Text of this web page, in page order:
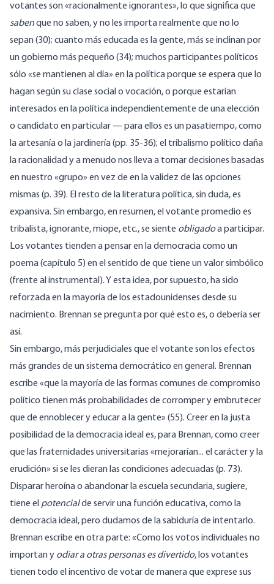
votantes son «racionalmente ignorantes», lo que significa que
sabenque no saben, y no les importa realmente que no lo
sepan (30); cuanto más educada es la gente, más se inclinan por
un gobierno más pequeño (34); muchos participantes políticos
sólo «se mantienen al día» en la política porque se espera que lo
hagan según su clase social o vocación, o porque estarían
interesados en la política independientemente de una elección
o candidato en particular — para ellos es un pasatiempo, como
la artesanía o la jardinería (pp. 35-36); el tribalismo político daña
la racionalidad y a menudo nos lleva a tomar decisiones basadas
en nuestro «grupo» en vez de en la validez de las opciones
mismas (p. 39). El resto de la literatura política, sin duda, es
expansiva. Sin embargo, en resumen, el votante promedio es
tribalista, ignorante, miope, etc., se siente obligadoa participar.
Los votantes tienden a pensar en la democracia como un
poema (capítulo 5) en el sentido de que tiene un valor simbólico
(frente al instrumental). Y esta idea, por supuesto, ha sido
reforzada en la mayoría de los estadounidenses desde su
nacimiento. Brennan se pregunta por qué esto es, o debería ser
así.
Sin embargo, más perjudiciales que el votante son los efectos
más grandes de un sistema democrático en general. Brennan
escribe «que la mayoría de las formas comunes de compromiso
político tienen más probabilidades de corromper y embrutecer
que de ennoblecer y educar a la gente» (55). Creer en la justa
posibilidad de la democracia ideal es, para Brennan, como creer
que las fraternidades universitarias «mejorarían... el carácter y la
erudición» si se les dieran las condiciones adecuadas (p. 73).
Disparar heroína o abandonar la escuela secundaria, sugiere,
tiene el potencialde servir una función educativa, como la
democracia ideal, pero dudamos de la sabiduría de intentarlo.
Brennan escribe en otra parte: «Como los votos individuales no
importan y odiar a otras personas es divertido, los votantes
tienen todo el incentivo de votar de manera que exprese sus